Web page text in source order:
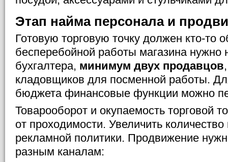
Этап найма персонала и
Готовую торговую точку должен кто-то
бесперебойной работы магазина нужно
бухгалтера, минимум двух продавцов
кладовщиков для посменной работы.
бюджета финансовые функции можно
Товарооборот и окупаемость торговой
от проходимости. Увеличить
рекламной политики. Продвижение
разным каналам: